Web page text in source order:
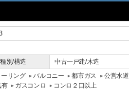
種別/構造 中古一戸建/木造
ーリング バルコニー 都市ガス
公営水道
有 ガスコンロ
コンロ２口以上